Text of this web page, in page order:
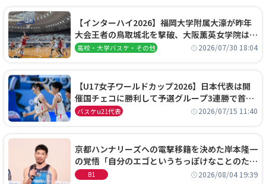
【インターハイ2026】福岡大学附属大濠が昨年
大会王者の鳥取城北を撃破、大阪薫英女学院は岐
阜女子に完勝、大会3日目試合結果
高校・大学バスケ・その他 2026/07/30 18:04
【U17女子ワールドカップ2026】日本代表は開
催国チェコに勝利して予選グループ3連勝で首位
通過！準々決勝の相手はエジプトに決定
バスケu21代表 2026/07/15 11:40
京都ハンナリーズへの電撃移籍を決めた岸本隆一
の覚悟「自分のエゴというちっぽけなことのため
に、京都に来たわけではない」
B1 2026/08/04 19:39